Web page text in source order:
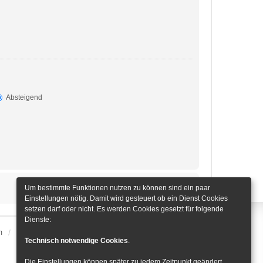
Absteigend
Um bestimmte Funktionen nutzen zu können sind ein paar
Einstellungen nötig. Damit wird gesteuert ob ein Dienst Cookies
setzen darf oder nicht. Es werden Cookies gesetzt für folgende
Dienste:
Technisch notwendige Cookies.